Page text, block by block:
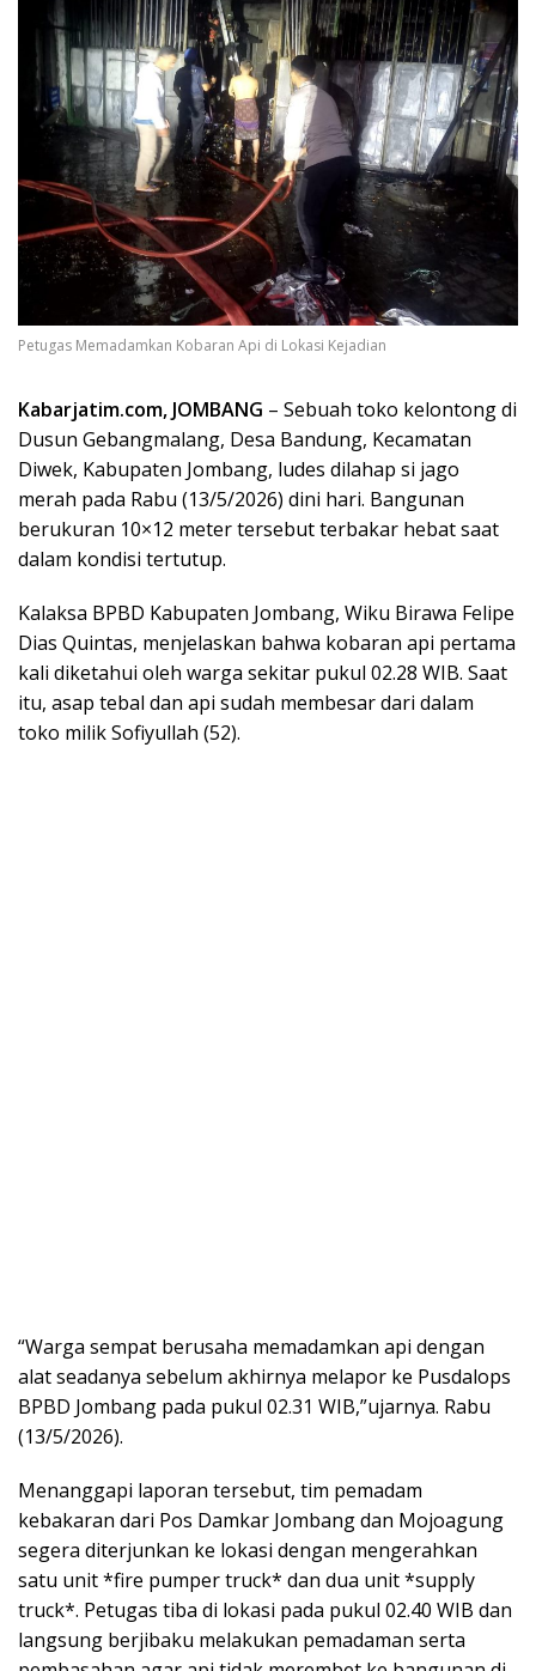
Petugas Memadamkan Kobaran Api di Lokasi Kejadian
Kabarjatim.com, JOMBANG – Sebuah toko kelontong di
Dusun Gebangmalang, Desa Bandung, Kecamatan
Diwek, Kabupaten Jombang, ludes dilahap si jago
merah pada Rabu (13/5/2026) dini hari. Bangunan
berukuran 10×12 meter tersebut terbakar hebat saat
dalam kondisi tertutup.
Kalaksa BPBD Kabupaten Jombang, Wiku Birawa Felipe
Dias Quintas, menjelaskan bahwa kobaran api pertama
kali diketahui oleh warga sekitar pukul 02.28 WIB. Saat
itu, asap tebal dan api sudah membesar dari dalam
toko milik Sofiyullah (52).
“Warga sempat berusaha memadamkan api dengan
alat seadanya sebelum akhirnya melapor ke Pusdalops
BPBD Jombang pada pukul 02.31 WIB,”ujarnya. Rabu
(13/5/2026).
Menanggapi laporan tersebut, tim pemadam
kebakaran dari Pos Damkar Jombang dan Mojoagung
segera diterjunkan ke lokasi dengan mengerahkan
satu unit *fire pumper truck* dan dua unit *supply
truck*. Petugas tiba di lokasi pada pukul 02.40 WIB dan
langsung berjibaku melakukan pemadaman serta